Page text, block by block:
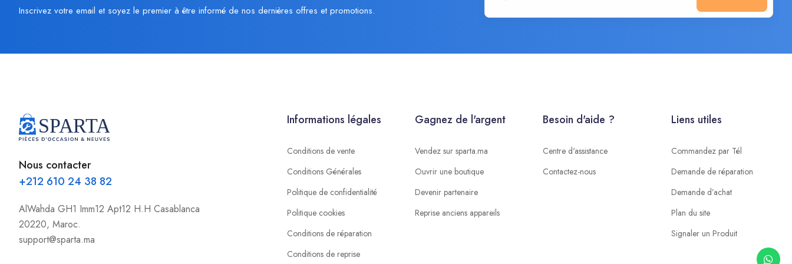
Inscrivez votre email et soyez le premier à être informé de nos dernières offres et promotions.
Nous contacter
+212 610 24 38 82
AlWahda GH1 Imm12 Apt12 H.H Casablanca
20220, Maroc.
support@sparta.ma
Informations légales
Conditions de vente
Conditions Générales
Politique de confidentialité
Politique cookies
Conditions de réparation
Conditions de reprise
Gagnez de l'argent
Vendez sur sparta.ma
Ouvrir une boutique
Devenir partenaire
Reprise anciens appareils
Besoin d'aide ?
Centre d'assistance
Contactez-nous
Liens utiles
Commandez par Tél
Demande de réparation
Demande d’achat
Plan du site
Signaler un Produit